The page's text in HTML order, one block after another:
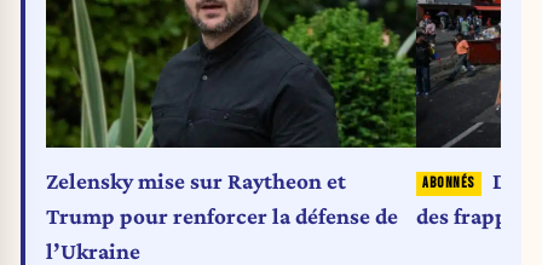
Zelensky mise sur Raytheon et
Trump pour renforcer la défense de
l’Ukraine
des frappes